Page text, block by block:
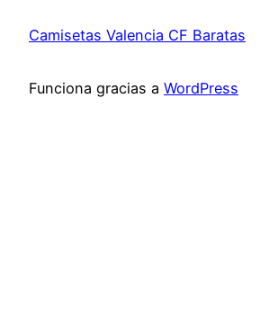
Camisetas Valencia CF Baratas
Funciona gracias a WordPress